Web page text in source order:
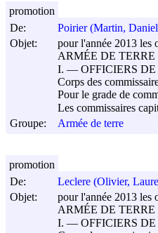
De:
Poirier (Martin,
Objet:
pour l'année 2013 les
ARMÉE DE TERRE
I. ― OFFICIERS DE
Corps des
Pour le grade de
Les commissaires
Groupe:
Armée de terre
promotion
De:
Leclere (Olivier,
Objet:
pour l'année 2013 les
ARMÉE DE TERRE
I. ― OFFICIERS DE
promotion